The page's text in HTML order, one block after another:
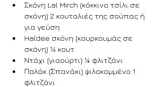
Σκόνη Lal Mirch (κόκκινο τσίλι σε
σκόνη) 2 κουταλιές της σούπας ή
για γεύση
Haldee σκόνη (κουρκουμάς σε
σκόνη) ½ κουτ
Ντάχι (γιαούρτι) ¼ φλιτζάνι
Παλάκ (Σπανάκι) ψιλοκομμένο 1
φλιτζάνι